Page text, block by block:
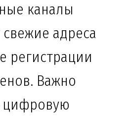
каналы
адреса
регистрации
Важно
цифровую